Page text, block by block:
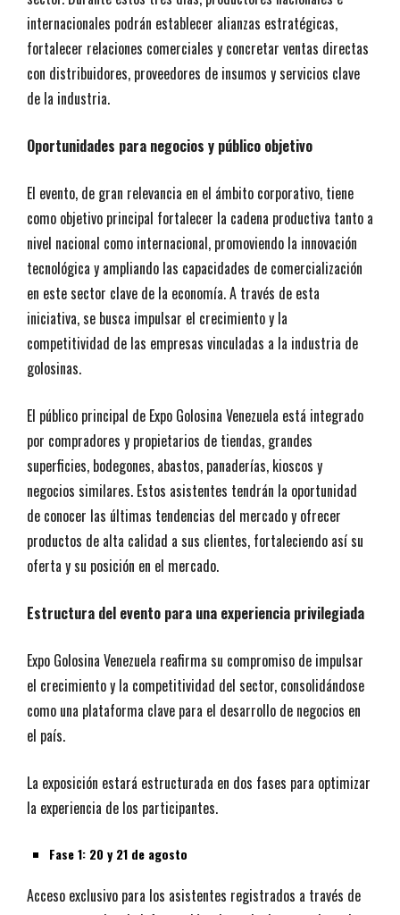
internacionales podrán establecer alianzas estratégicas,
fortalecer relaciones comerciales y concretar ventas directas
con distribuidores, proveedores de insumos y servicios clave
de la industria.
Oportunidades para negocios y público objetivo
El evento, de gran relevancia en el ámbito corporativo, tiene
como objetivo principal fortalecer la cadena productiva tanto a
nivel nacional como internacional, promoviendo la innovación
tecnológica y ampliando las capacidades de comercialización
en este sector clave de la economía. A través de esta
iniciativa, se busca impulsar el crecimiento y la
competitividad de las empresas vinculadas a la industria de
golosinas.
El público principal de Expo Golosina Venezuela está integrado
por compradores y propietarios de tiendas, grandes
superficies, bodegones, abastos, panaderías, kioscos y
negocios similares. Estos asistentes tendrán la oportunidad
de conocer las últimas tendencias del mercado y ofrecer
productos de alta calidad a sus clientes, fortaleciendo así su
oferta y su posición en el mercado.
Estructura del evento para una experiencia privilegiada
Expo Golosina Venezuela reafirma su compromiso de impulsar
el crecimiento y la competitividad del sector, consolidándose
como una plataforma clave para el desarrollo de negocios en
el país.
La exposición estará estructurada en dos fases para optimizar
la experiencia de los participantes.
Fase 1: 20 y 21 de agosto
Acceso exclusivo para los asistentes registrados a través de